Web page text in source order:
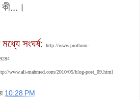
কী...।
সংঘর্ষ: http://www.prothom-
www.ali-mahmed.com/2010/05/blog-post_09.html
10:28 PM